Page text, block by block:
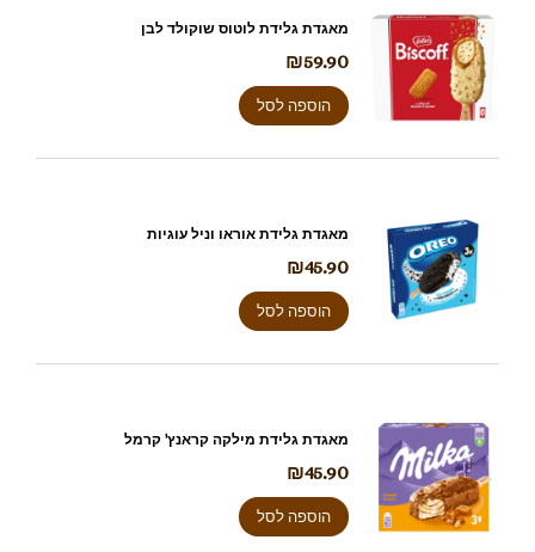
מאגדת גלידת לוטוס שוקולד לבן
₪59.90
הוספה לסל
מאגדת גלידת אוראו וניל עוגיות
₪45.90
הוספה לסל
מאגדת גלידת מילקה קראנץ' קרמל
₪45.90
הוספה לסל